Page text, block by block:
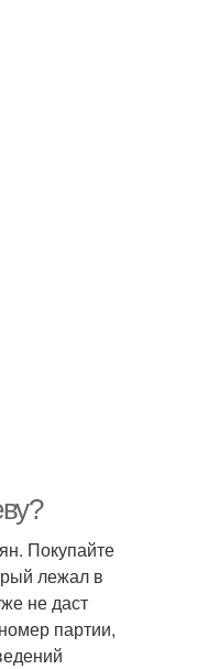
Покупайте
лежал в
не даст
партии,